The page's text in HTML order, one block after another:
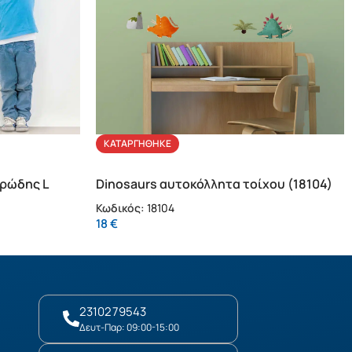
L
ΚΑΤΑΡΓΉΘΗΚΕ
Dinosaurs αυτοκόλλητα τοίχου (18104)
Κωδικός: 18104
18€
2310279543
Δευτ-Παρ: 09:00-15:00